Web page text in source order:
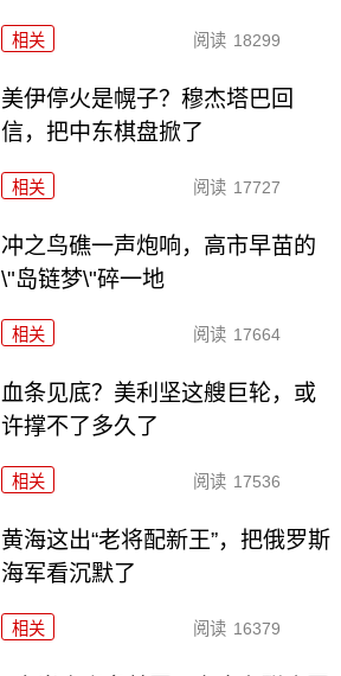
相关 阅读 18299
美伊停火是幌子？穆杰塔巴回
信，把中东棋盘掀了
相关 阅读 17727
冲之鸟礁一声炮响，高市早苗的
\"岛链梦\"碎一地
相关 阅读 17664
血条见底？美利坚这艘巨轮，或
许撑不了多久了
相关 阅读 17536
黄海这出“老将配新王”，把俄罗斯
海军看沉默了
相关 阅读 16379